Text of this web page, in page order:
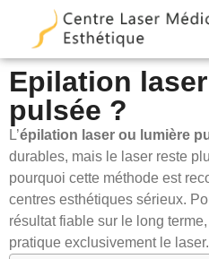
Epilation
pulsée ?
L’épilation laser ou lumière
durables, mais le laser reste
pourquoi cette méthode est
centres esthétiques sérieux.
résultat fiable sur le long
pratique exclusivement le laser.